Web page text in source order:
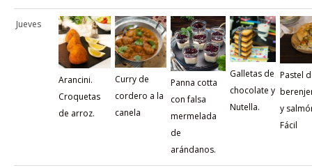
Jueves
Arancini.
Croquetas
de arroz.
Curry de
cordero a la
canela
Panna cotta
con falsa
mermelada
de
arándanos.
Galletas de
chocolate y
Nutella.
Pastel
y
Fácil